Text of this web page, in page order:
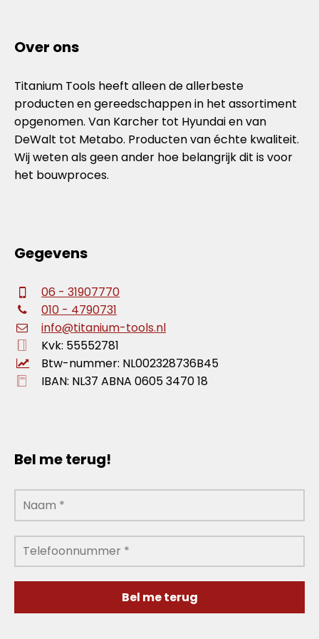
Over ons
Titanium Tools heeft alleen de allerbeste
producten en gereedschappen in het assortiment
opgenomen. Van Karcher tot Hyundai en van
DeWalt tot Metabo. Producten van échte kwaliteit.
Wij weten als geen ander hoe belangrijk dit is voor
het bouwproces.
Gegevens
06 - 31907770
010 - 4790731
info@titanium-tools.nl
Kvk: 55552781
Btw-nummer: NL002328736B45
IBAN: NL37 ABNA 0605 3470 18
Bel me terug!